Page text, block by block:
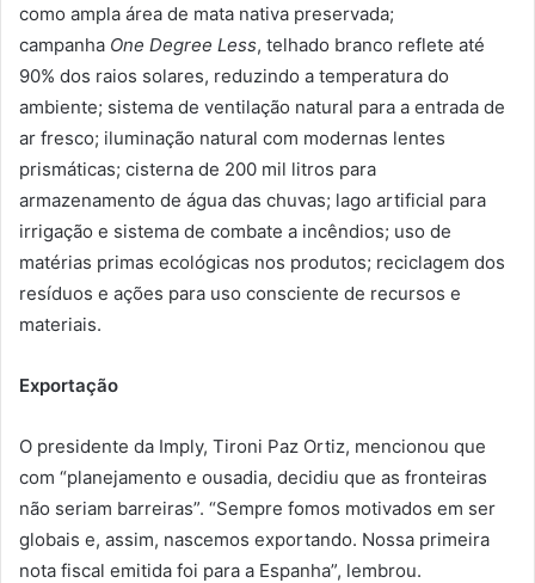
como ampla área de mata nativa preservada;
campanha One Degree Less, telhado branco reflete até
90% dos raios solares, reduzindo a temperatura do
ambiente; sistema de ventilação natural para a entrada de
ar fresco; iluminação natural com modernas lentes
prismáticas; cisterna de 200 mil litros para
armazenamento de água das chuvas; lago artificial para
irrigação e sistema de combate a incêndios; uso de
matérias primas ecológicas nos produtos; reciclagem dos
resíduos e ações para uso consciente de recursos e
materiais.
Exportação
O presidente da Imply, Tironi Paz Ortiz, mencionou que
com “planejamento e ousadia, decidiu que as fronteiras
não seriam barreiras”. “Sempre fomos motivados em ser
globais e, assim, nascemos exportando. Nossa primeira
nota fiscal emitida foi para a Espanha”, lembrou.